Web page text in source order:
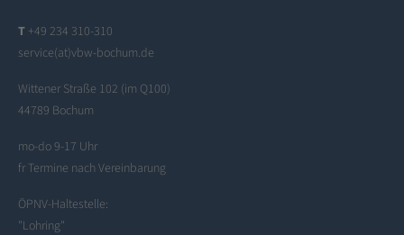
T +49 234 310-310
service(at)vbw-bochum.de
Wittener Straße 102 (im Q100)
44789 Bochum
mo-do 9-17 Uhr
fr Termine nach Vereinbarung
ÖPNV-Haltestelle:
"Lohring"